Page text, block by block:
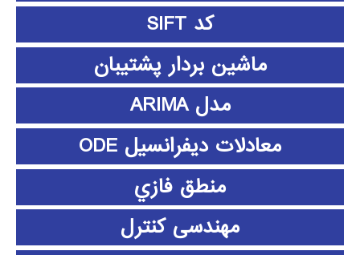
کد SIFT
ماشین بردار پشتیبان
مدل ARIMA
معادلات دیفرانسیل ODE
منطق فازي
مهندسی کنترل